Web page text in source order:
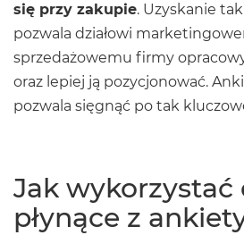
się przy zakupie. Uzyskanie
pozwala działowi
sprzedażowemu firmy
oraz lepiej ją pozycjonować.
pozwala sięgnąć po tak
Jak wykorzystać
płynące z